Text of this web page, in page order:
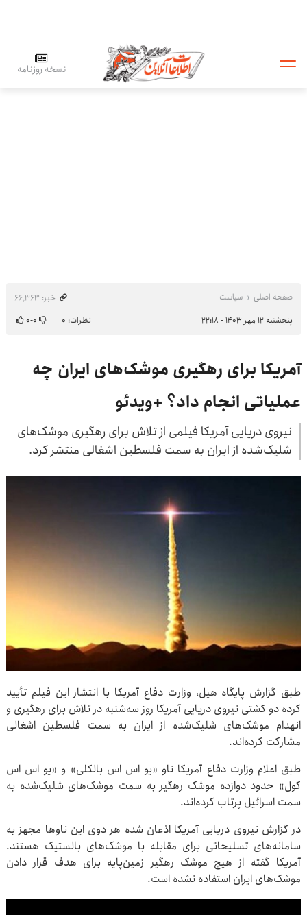
نسخه روزنامه
صفحه اصلی سیاست
خبر: ۶۶٬۳۶۳
پنجشنبه ۱۲ مهر ۱۴۰۳ - ۲۲:۱۸
نظرات: ۰ ۰-۰
آمریکا برای رهگیری موشک‌های ایران چه
عملیاتی انجام داد؟ +ویدئو
نیروی دریایی آمریکا فیلمی از تلاش برای رهگیری موشک‌های
شلیک‌شده از ایران به سمت فلسطین اشغالی منتشر کرد.
طبق گزارش پایگاه هیل، وزارت دفاع آمریکا با انتشار این فیلم تأیید
کرده دو کشتی نیروی دریایی آمریکا روز سه‌شنبه در تلاش برای رهگیری و
انهدام موشک‌های شلیک‌شده از ایران به سمت فلسطین اشغالی
مشارکت کرده‌اند.
طبق اعلام وزارت دفاع آمریکا ناو «یو اس اس بالکلی» و «یو اس اس
کول» حدود دوازده موشک رهگیر به سمت موشک‌های شلیک‌شده به
سمت اسرائیل پرتاب کرده‌اند.
در گزارش نیروی دریایی آمریکا اذعان شده هر دوی این ناوها مجهز به
سامانه‌های تسلیحاتی برای مقابله با موشک‌های بالستیک هستند.
آمریکا گفته از هیچ موشک رهگیر زمین‌پایه برای هدف قرار دادن
موشک‌های ایران استفاده نشده است.